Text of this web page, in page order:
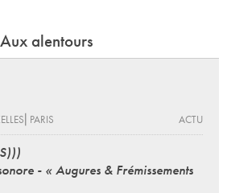
Aux alentours
ACTU
- « Augures & Frémissements